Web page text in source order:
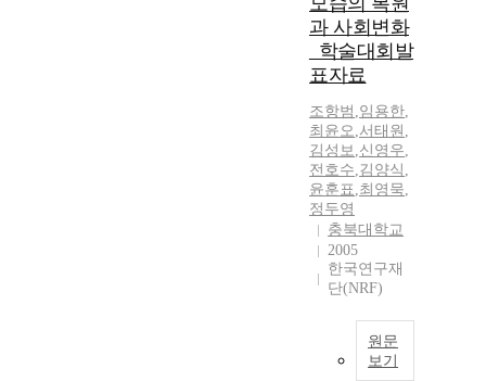
과 사회변화
_학술대회발
표자료
조항범 ,임용한,
최윤오,서태원 ,
김성보,신영우,
전호수,김양식 ,
윤훈표,최영묵,
정두영
충북대학교
2005
한국연구재
단(NRF)
원문
보기